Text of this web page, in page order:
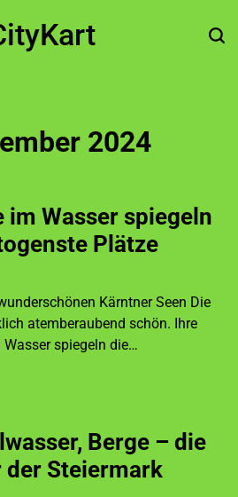
2024
im Wasser spiegeln
Plätze
Kärntner Seen Die
atemberaubend schön. Ihre
spiegeln die…
Berge – die
Steiermark